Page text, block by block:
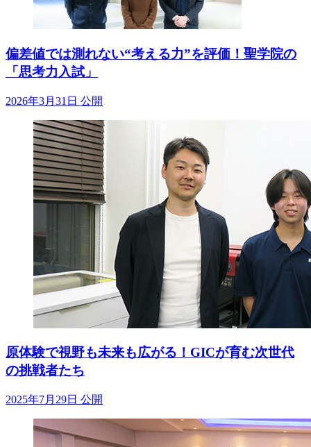
偏差値では測れない“考える力”を評価！聖学院の
「思考力入試」
2026年3月31日 公開
原体験で視野も未来も広がる！GICが育む次世代
の挑戦者たち
2025年7月29日 公開